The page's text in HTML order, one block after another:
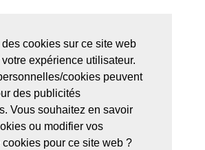
cookies sur ce site web
expérience utilisateur.
cookies peuvent
des publicités
Vous souhaitez en savoir
ou modifier vos
cookies pour ce site web ?